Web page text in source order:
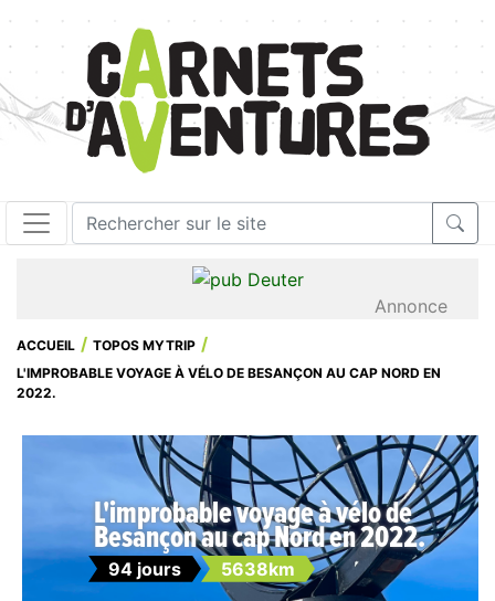
Annonce
ACCUEIL
TOPOS MYTRIP
L'IMPROBABLE VOYAGE À VÉLO DE BESANÇON AU CAP NORD EN
2022.
L'improbable voyage à vélo de
Besançon au cap Nord en 2022.
94 jours 5638km